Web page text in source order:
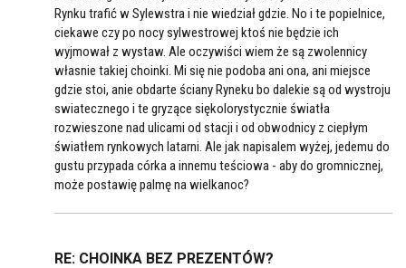
Rynku trafić w Sylewstra i nie wiedział gdzie. No i te popielnice,
ciekawe czy po nocy sylwestrowej ktoś nie będzie ich
wyjmował z wystaw. Ale oczywiści wiem że są zwolennicy
własnie takiej choinki. Mi się nie podoba ani ona, ani miejsce
gdzie stoi, anie obdarte ściany Ryneku bo dalekie są od wystroju
swiatecznego i te gryzące siękolorystycznie światła
rozwieszone nad ulicami od stacji i od obwodnicy z ciepłym
światłem rynkowych latarni. Ale jak napisalem wyżej, jedemu do
gustu przypada córka a innemu teściowa - aby do gromnicznej,
może postawię palmę na wielkanoc?
RE: CHOINKA BEZ PREZENTÓW?